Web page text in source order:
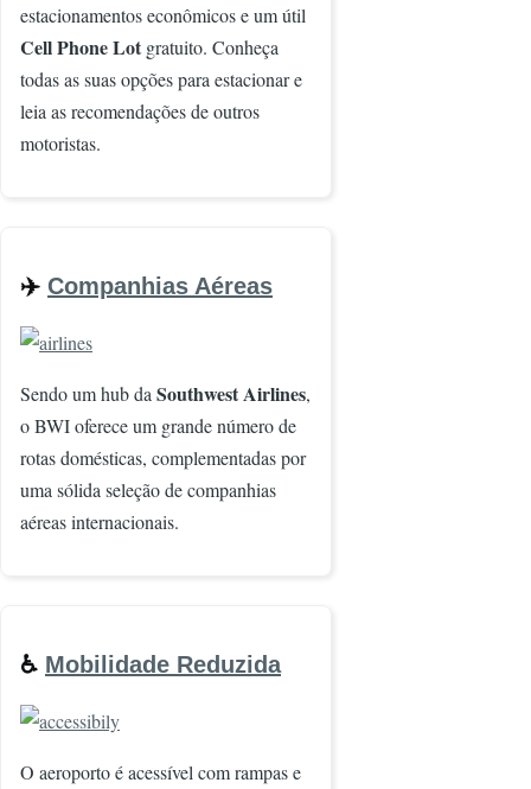
estacionamentos econômicos e um útil
Cell Phone Lot gratuito. Conheça
todas as suas opções para estacionar e
leia as recomendações de outros
motoristas.
✈️ Companhias Aéreas
Imagem
Sendo um hub da Southwest Airlines,
o BWI oferece um grande número de
rotas domésticas, complementadas por
uma sólida seleção de companhias
aéreas internacionais.
♿ Mobilidade Reduzida
Imagem
O aeroporto é acessível com rampas e